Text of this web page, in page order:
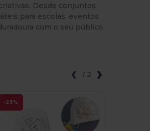
Desde conjuntos
para escolas, eventos
com o seu público
1 2
-23%